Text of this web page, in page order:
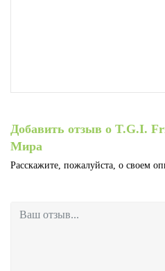
Добавить отзыв о T.G.I.
Мира
Расскажите, пожалуйста, о своем